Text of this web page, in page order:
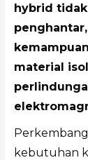
hybrid
material
kebutuhan